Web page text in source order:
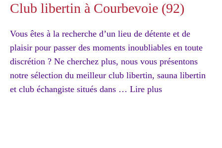
Club libertin à Courbevoie (92)
Vous êtes à la recherche d’un lieu de détente et de
plaisir pour passer des moments inoubliables en toute
discrétion ? Ne cherchez plus, nous vous présentons
notre sélection du meilleur club libertin, sauna libertin
et club échangiste situés dans … Lire plus